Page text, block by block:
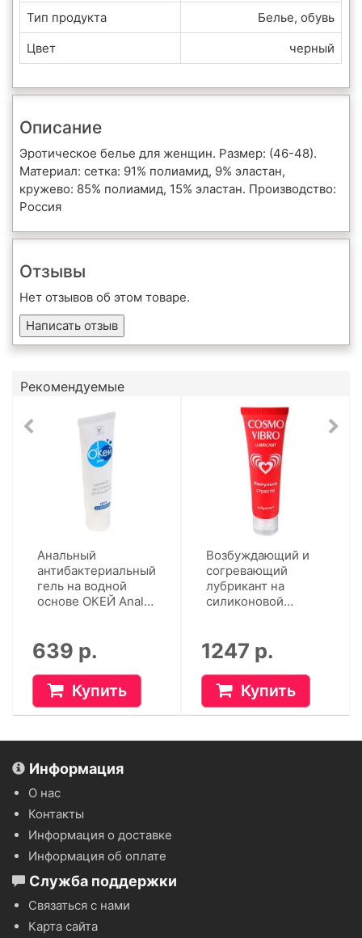
Тип продукта
Белье, обувь
Цвет
черный
Описание
Эротическое белье для женщин. Размер: (46-48).
Материал: сетка: 91% полиамид, 9% эластан,
кружево: 85% полиамид, 15% эластан. Производство:
Россия
Отзывы
Нет отзывов об этом товаре.
Написать отзыв
Рекомендуемые
Анальный
антибактериальный
гель на водной
основе ОКЕЙ Anal
639 р.
Купить
Возбуждающий и
согревающий
лубрикант на
силиконовой
1247 р.
Купить
Информация
О нас
Контакты
Информация о доставке
Информация об оплате
Служба поддержки
Связаться с нами
Карта сайта